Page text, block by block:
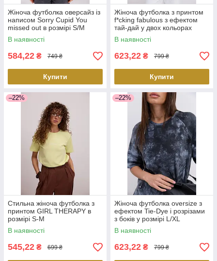
Жіноча футболка оверсайз із
написом Sorry Cupid You
missed out в розмірі S/M
В наявності
584,22 ₴ 749 ₴
Купити
Жіноча футболка з принтом
f*cking fabulous з ефектом
тай-дай у двох кольорах
В наявності
623,22 ₴ 799 ₴
Купити
–22%
Стильна жіноча футболка з
принтом GIRL THERAPY в
розмірі S-M
В наявності
545,22 ₴ 699 ₴
–22%
Жіноча футболка oversize з
ефектом Tie-Dye і розрізами
з боків у розмірі L/XL
В наявності
623,22 ₴ 799 ₴